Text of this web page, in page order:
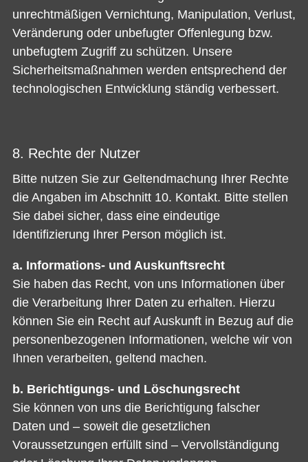
unrechtmäßigen Vernichtung, Manipulation, Verlust,
Veränderung oder unbefugter Offenlegung bzw.
unbefugtem Zugriff zu schützen. Unsere
Sicherheitsmaßnahmen werden entsprechend der
technologischen Entwicklung ständig verbessert.
8. Rechte der Nutzer
Bitte nutzen Sie zur Geltendmachung Ihrer Rechte
die Angaben im Abschnitt 10. Kontakt. Bitte stellen
Sie dabei sicher, dass eine eindeutige
Identifizierung Ihrer Person möglich ist.
a. Informations- und Auskunftsrecht
Sie haben das Recht, von uns Informationen über
die Verarbeitung Ihrer Daten zu erhalten. Hierzu
können Sie ein Recht auf Auskunft in Bezug auf die
personenbezogenen Informationen, welche wir von
Ihnen verarbeiten, geltend machen.
b. Berichtigungs- und Löschungsrecht
Sie können von uns die Berichtigung falscher
Daten und – soweit die gesetzlichen
Voraussetzungen erfüllt sind – Vervollständigung